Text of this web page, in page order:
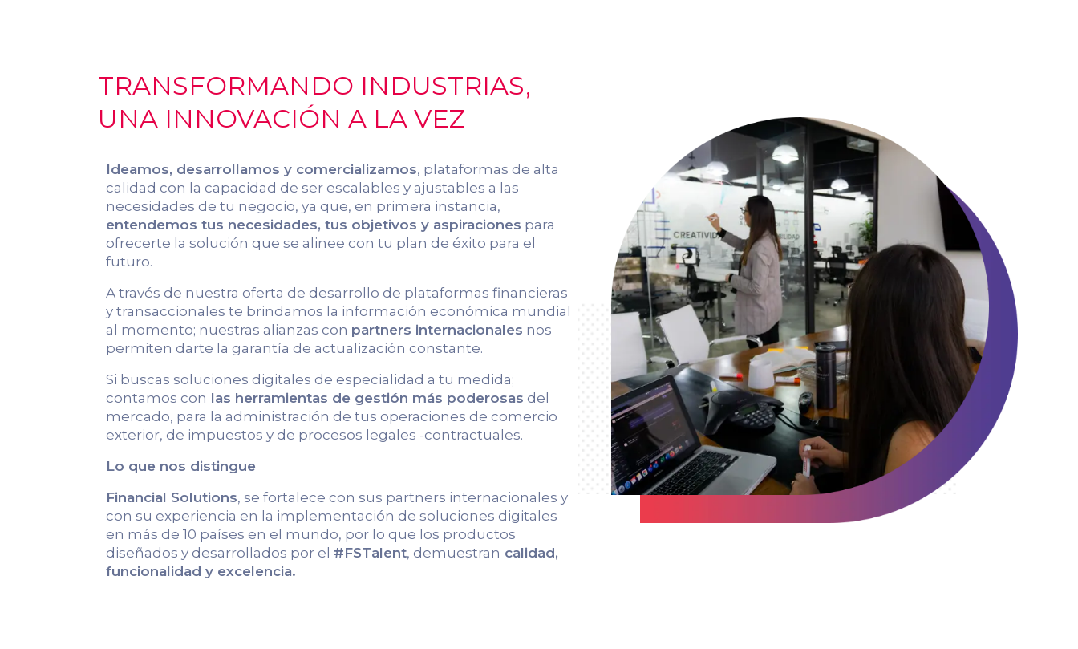
TRANSFORMANDO INDUSTRIAS,
UNA INNOVACIÓN A LA VEZ
Ideamos, desarrollamos y comercializamos, plataformas de alta
calidad con la capacidad de ser escalables y ajustables a las
necesidades de tu negocio, ya que, en primera instancia,
entendemos tus necesidades, tus objetivos y aspiraciones para
ofrecerte la solución que se alinee con tu plan de éxito para el
futuro.
A través de nuestra oferta de desarrollo de plataformas financieras
y transaccionales te brindamos la información económica mundial
al momento; nuestras alianzas con partners internacionales nos
permiten darte la garantía de actualización constante.
Si buscas soluciones digitales de especialidad a tu medida;
contamos con las herramientas de gestión más poderosas del
mercado, para la administración de tus operaciones de comercio
exterior, de impuestos y de procesos legales -contractuales.
Lo que nos distingue
Financial Solutions, se fortalece con sus partners internacionales y
con su experiencia en la implementación de soluciones digitales
en más de 10 países en el mundo, por lo que los productos
diseñados y desarrollados por el #FSTalent, demuestran calidad,
funcionalidad y excelencia.